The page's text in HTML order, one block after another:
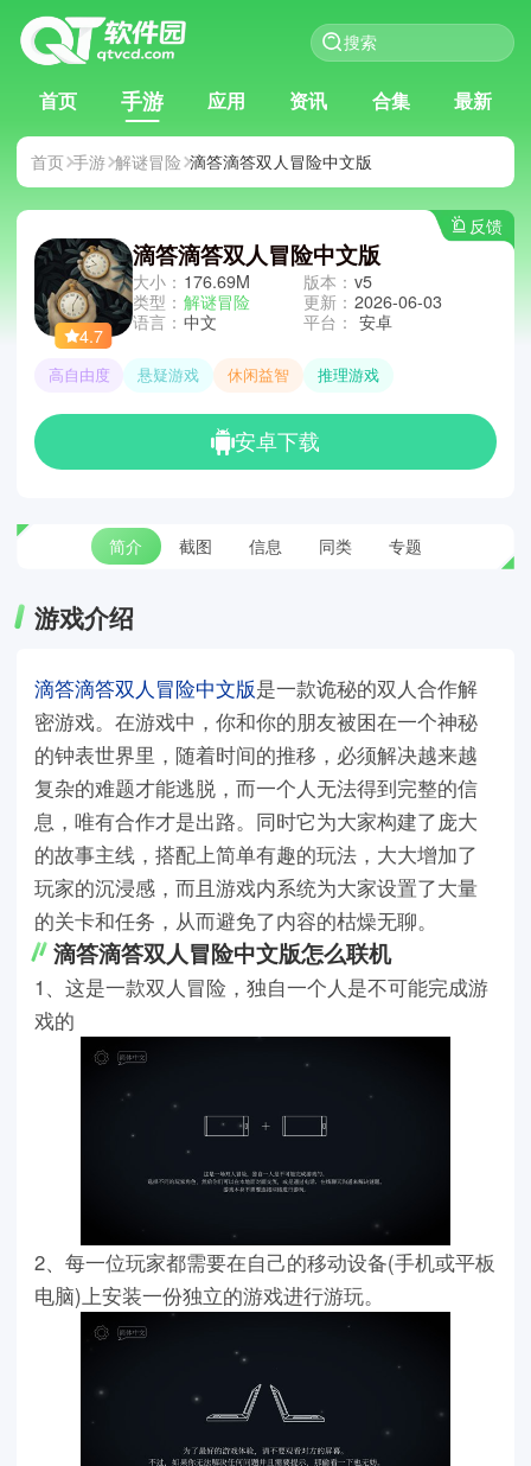
首页 手游 应用 资讯 合集 最新
首页 手游 解谜冒险 滴答滴答双人冒险中文版
反馈
4.7
滴答滴答双人冒险中文版
大小： 176.69M
类型： 解谜冒险
语言： 中文
版本： v5
更新： 2026-06-03
平台： 安卓
高自由度 悬疑游戏 休闲益智 推理游戏
安卓下载
简介 截图 信息 同类 专题
游戏介绍
滴答滴答双人冒险中文版是一款诡秘的双人合作解
密游戏。在游戏中，你和你的朋友被困在一个神秘
的钟表世界里，随着时间的推移，必须解决越来越
复杂的难题才能逃脱，而一个人无法得到完整的信
息，唯有合作才是出路。同时它为大家构建了庞大
的故事主线，搭配上简单有趣的玩法，大大增加了
玩家的沉浸感，而且游戏内系统为大家设置了大量
的关卡和任务，从而避免了内容的枯燥无聊。
滴答滴答双人冒险中文版怎么联机
1、这是一款双人冒险，独自一个人是不可能完成游
戏的
2、每一位玩家都需要在自己的移动设备(手机或平板
电脑)上安装一份独立的游戏进行游玩。